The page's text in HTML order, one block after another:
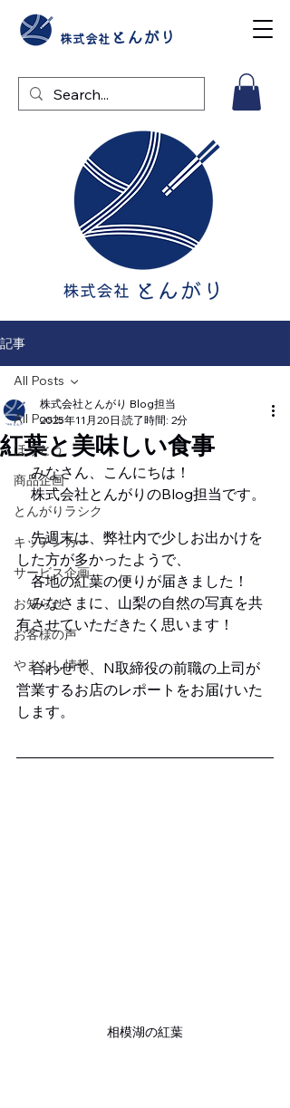
株式会社 とんがり
記事
All Posts
ほうとう
商品企画
とんがりラシク
キッチンカー
サービス企画
お知らせ
お客様の声
やまなし情報
All Posts
紅葉と美味しい食事
株式会社とんがり Blog担当
2025年11月20日 読了時間: 2分
みなさん、こんにちは！
株式会社とんがりのBlog担当です。
先週末は、弊社内で少しお出かけを
した方が多かったようで、
各地の紅葉の便りが届きました！
みなさまに、山梨の自然の写真を共
有させていただきたく思います！
合わせて、N取締役の前職の上司が
営業するお店のレポートをお届けいた
します。
相模湖の紅葉